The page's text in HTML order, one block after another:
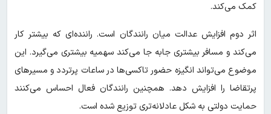
کمک می‌کند.
اثر دوم افزایش عدالت میان رانندگان است. راننده‌ای که بیشتر کار
می‌کند و مسافر بیشتری جابه جا می‌کند سهمیه بیشتری می‌گیرد. این
موضوع می‌تواند انگیزه حضور تاکسی‌ها در ساعات پرتردد و مسیرهای
پرتقاضا را افزایش دهد. همچنین رانندگان فعال احساس می‌کنند
حمایت دولتی به شکل عادلانه‌تری توزیع شده است.